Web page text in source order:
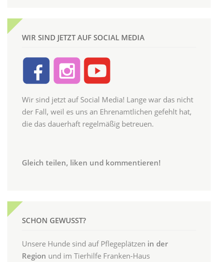
WIR SIND JETZT AUF SOCIAL MEDIA
Wir sind jetzt auf Social Media! Lange war das nicht
der Fall, weil es uns an Ehrenamtlichen gefehlt hat,
die das dauerhaft regelmäßig betreuen.
Gleich teilen, liken und kommentieren!
SCHON GEWUSST?
Unsere Hunde sind auf Pflegeplätzen in der
Region und im Tierhilfe Franken-Haus